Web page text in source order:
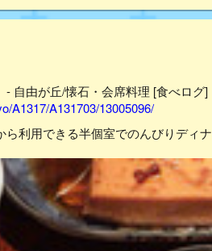
- 自由が丘/懐石・会席料理 [食べログ]
A1317/A131703/13005096/
ら利用できる半個室でのんびりディ